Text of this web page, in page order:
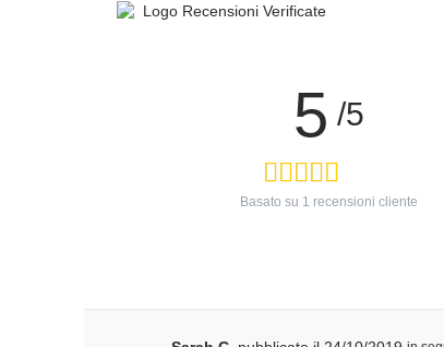
5 /5
Basato su 1 recensioni cliente